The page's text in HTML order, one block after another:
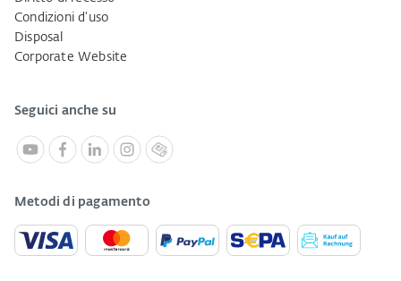
Condizioni d'uso
Disposal
Corporate Website
Seguici anche su
Metodi di pagamento